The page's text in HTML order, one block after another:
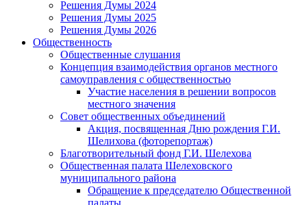
Решения Думы 2024
Решения Думы 2025
Решения Думы 2026
Общественность
Общественные слушания
Концепция взаимодействия органов местного
самоуправления с общественностью
Участие населения в решении вопросов
местного значения
Совет общественных объединений
Акция, посвященная Дню рождения Г.И.
Шелихова (фоторепортаж)
Благотворительный фонд Г.И. Шелехова
Общественная палата Шелеховского
муниципального района
Обращение к председателю Общественной
палаты